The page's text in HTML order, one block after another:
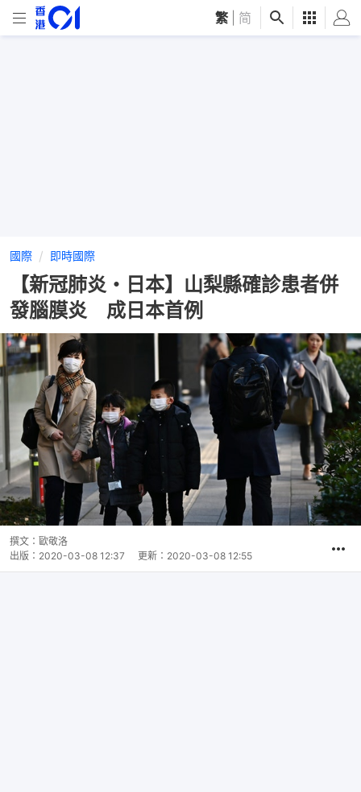
繁 简
國際 即時國際
【新冠肺炎・日本】山梨縣確診患者併
發腦膜炎 成日本首例
撰文： 歐敬洛
出版： 2020-03-08 12:37 更新： 2020-03-08 12:55